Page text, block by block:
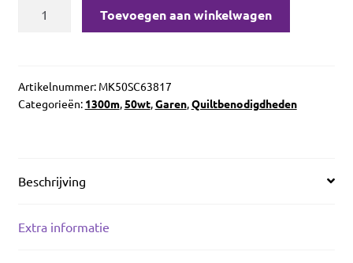
aantal
Toevoegen aan winkelwagen
Artikelnummer: MK50SC63817
Categorieën: 1300m,50wt,Garen,Quiltbenodigdheden
Beschrijving
Extra informatie